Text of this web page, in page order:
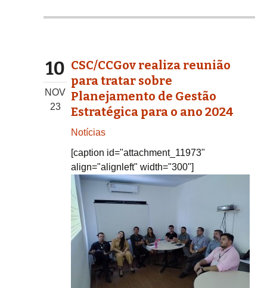
10
NOV
23
CSC/CCGov realiza reunião
para tratar sobre
Planejamento de Gestão
Estratégica para o ano 2024
Notícias
[caption id="attachment_11973"
align="alignleft" width="300"]